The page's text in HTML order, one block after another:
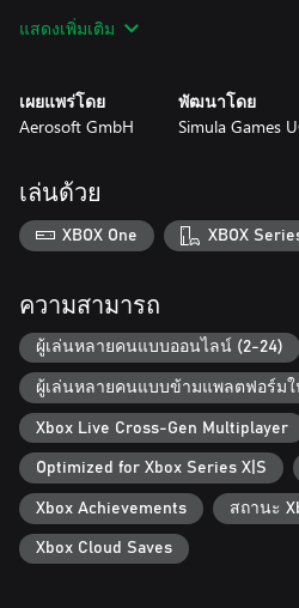
your own by customizing it to your
diverse and challenging missions.
Enjoy the ultimate delivery
your friends, make convoys, earn
companies together. Escort other
destinations using specialized convoy
Explore and uncover hidden secrets
world where the deliveries never end!
แสดงเพิ่มเติม
เผยแพร่โดย
Aerosoft GmbH
พัฒนาโดย
Simula Games
เล่นด้วย
XBOX One XBOX
ความสามารถ
ผู้เล่นหลายคนแบบออนไลน์ (2-24)
ผู้เล่นหลายคนแบบข้ามแพลตฟอร์มใ
Xbox Live Cross-Gen Multiplayer
Optimized for Xbox Series X|S
Xbox Achievements สถานะ
Xbox Cloud Saves